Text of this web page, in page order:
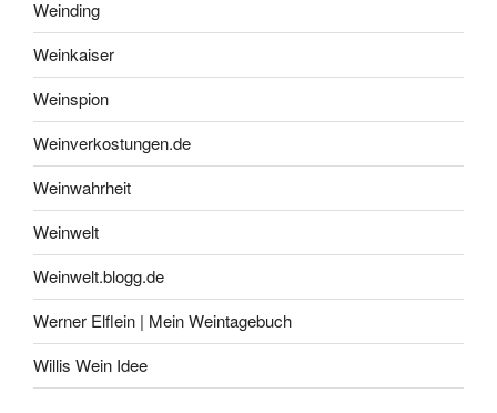
Weinding
Weinkaiser
Weinspion
Weinverkostungen.de
Weinwahrheit
Weinwelt
Weinwelt.blogg.de
Werner Elflein | Mein Weintagebuch
Willis Wein Idee